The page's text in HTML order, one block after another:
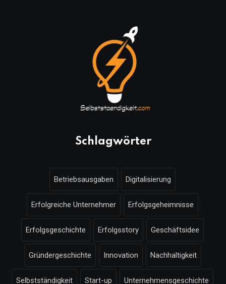
Schlagwörter
Betriebsausgaben Digitalisierung
Erfolgreiche Unternehmer Erfolgsgeheimnisse
Erfolgsgeschichte Erfolgsstory Geschäftsidee
Gründergeschichte Innovation Nachhaltigkeit
Selbstständigkeit Start-up Unternehmensgeschichte